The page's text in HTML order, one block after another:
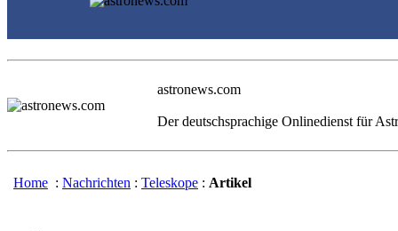
astronews.com
Der deutschsprachige Onlinedienst für
Home : Nachrichten : Teleskope : Artikel